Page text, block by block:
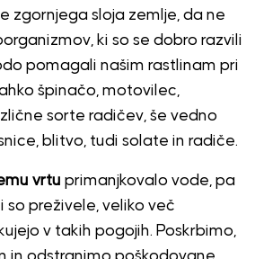
zgornjega sloja zemlje, da ne
ki so se dobro razvili
pomagali našim rastlinam pri
špinačo, motovilec,
sorte radičev, še vedno
blitvo, tudi solate in radiče.
vrtu primanjkovalo vode, pa
so preživele, veliko več
v takih pogojih. Poskrbimo,